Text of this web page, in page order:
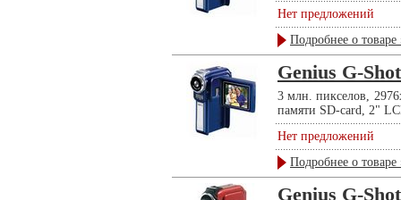
Нет предложений
Подробнее о товаре
Genius G-
3 млн. пикселов,
памяти SD-card, 2"
Нет предложений
Подробнее о товаре
Genius G-